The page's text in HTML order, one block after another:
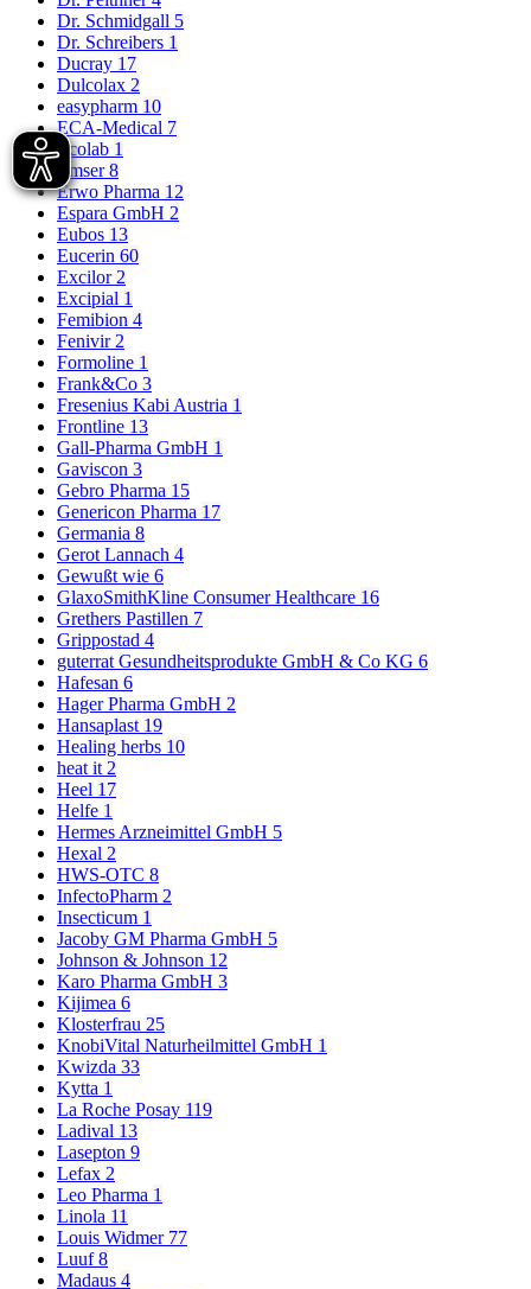
Dr. Schmidgall 5
Dr. Schreibers 1
Ducray 17
Dulcolax 2
easypharm 10
ECA-Medical 7
Ecolab 1
Emser8
Erwo Pharma 12
Espara GmbH 2
Eubos 13
Eucerin 60
Excilor 2
Excipial 1
Femibion 4
Fenivir 2
Formoline 1
Frank&Co 3
Fresenius Kabi Austria 1
Frontline 13
Gall-Pharma GmbH 1
Gaviscon 3
Gebro Pharma 15
Genericon Pharma 17
Germania 8
Gerot Lannach 4
Gewußt wie 6
GlaxoSmithKline Consumer Healthcare 16
Grethers Pastillen 7
Grippostad 4
guterrat Gesundheitsprodukte GmbH & Co KG 6
Hafesan 6
Hager Pharma GmbH 2
Hansaplast 19
Healing herbs 10
heat it 2
Heel 17
Helfe 1
Hermes Arzneimittel GmbH 5
Hexal 2
HWS-OTC 8
InfectoPharm 2
Insecticum 1
Jacoby GM Pharma GmbH 5
Johnson & Johnson 12
Karo Pharma GmbH 3
Kijimea 6
Klosterfrau 25
KnobiVital Naturheilmittel GmbH 1
Kwizda 33
Kytta 1
La Roche Posay 119
Ladival 13
Lasepton 9
Lefax 2
Leo Pharma 1
Linola 11
Louis Widmer 77
Luuf8
Madaus 4